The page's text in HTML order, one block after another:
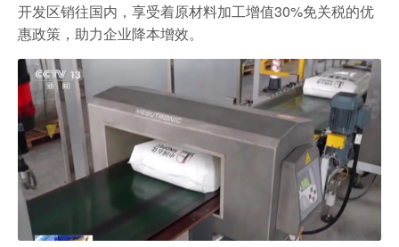
开发区销往国内，享受着原材料加工增值30%免关税的优
惠政策，助力企业降本增效。